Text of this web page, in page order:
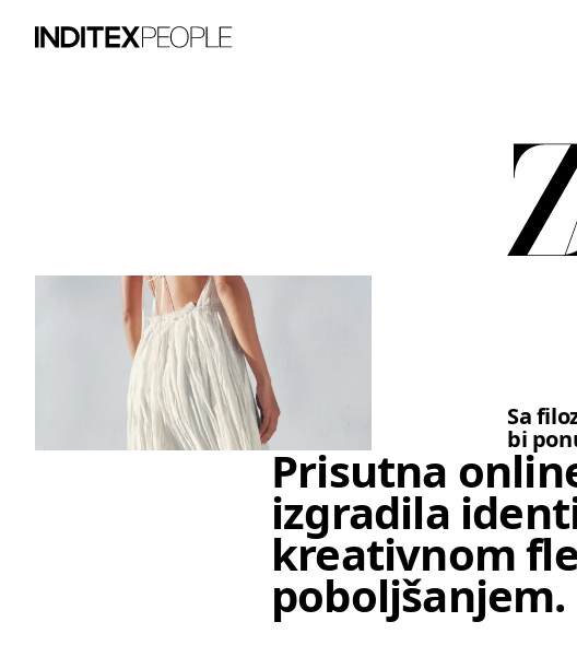
Stavka slika 1 od 3. Žena nosi lepršavu bijelu
Sa
bi
Prisutna
izgradila
kreativnom
poboljšanjem.